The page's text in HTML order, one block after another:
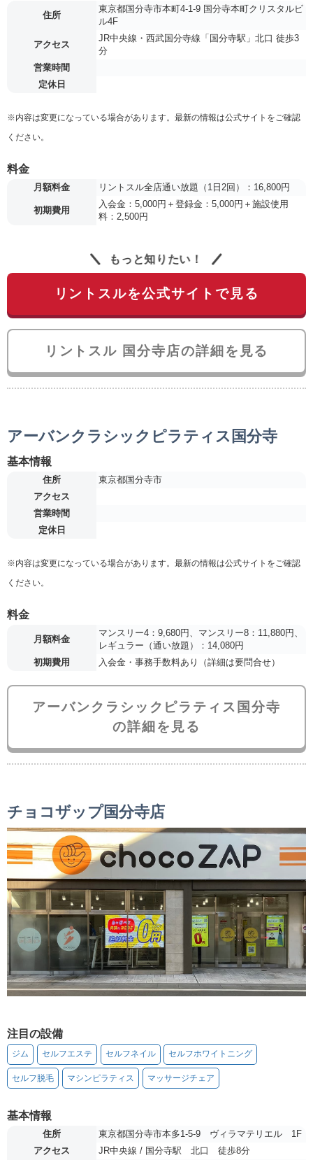
住所
東京都国分寺市本町4-1-9 国分寺本町クリスタルビ
ル4F
アクセス
JR中央線・西武国分寺線「国分寺駅」北口 徒歩3
分
営業時間
定休日
※内容は変更になっている場合があります。最新の情報は公式サイトをご確認
ください。
料金
月額料金 リントスル全店通い放題（1日2回）：16,800円
初期費用
入会金：5,000円＋登録金：5,000円＋施設使用
料：2,500円
もっと知りたい！
リントスルを公式サイトで見る
リントスル 国分寺店の詳細を見る
アーバンクラシックピラティス国分寺
基本情報
住所
東京都国分寺市
アクセス
営業時間
定休日
※内容は変更になっている場合があります。最新の情報は公式サイトをご確認
ください。
料金
月額料金
マンスリー4：9,680円、マンスリー8：11,880円、
レギュラー（通い放題）：14,080円
初期費用
入会金・事務手数料あり（詳細は要問合せ）
アーバンクラシックピラティス国分寺
の詳細を見る
チョコザップ国分寺店
注目の設備
ジム セルフエステ セルフネイル セルフホワイトニング
セルフ脱毛 マシンピラティス マッサージチェア
基本情報
住所
東京都国分寺市本多1-5-9 ヴィラマテリエル 1F
アクセス
JR中央線 / 国分寺駅 北口 徒歩8分